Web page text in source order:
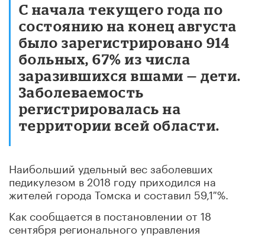
С начала текущего года по
состоянию на конец августа
было зарегистрировано 914
больных, 67% из числа
заразившихся вшами — дети.
Заболеваемость
регистрировалась на
территории всей области.
Наибольший удельный вес заболевших
педикулезом в 2018 году приходился на
жителей города Томска и составил 59,1 %.
Как сообщается в постановлении от 18
сентября регионального управления